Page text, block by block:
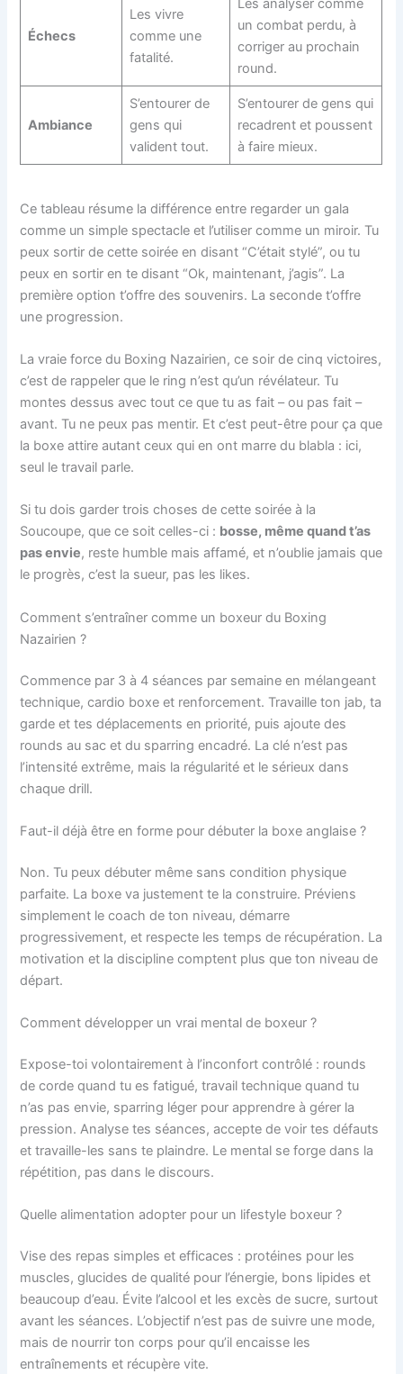
Échecs
Les vivre
comme une
fatalité.
Les analyser comme
un combat perdu, à
corriger au prochain
round.
Ambiance
S’entourer de
gens qui
valident tout.
S’entourer de gens qui
recadrent et poussent
à faire mieux.
Ce tableau résume la différence entre regarder un gala
comme un simple spectacle et l’utiliser comme un miroir. Tu
peux sortir de cette soirée en disant “C’était stylé”, ou tu
peux en sortir en te disant “Ok, maintenant, j’agis”. La
première option t’offre des souvenirs. La seconde t’offre
une progression.
La vraie force du Boxing Nazairien, ce soir de cinq victoires,
c’est de rappeler que le ring n’est qu’un révélateur. Tu
montes dessus avec tout ce que tu as fait – ou pas fait –
avant. Tu ne peux pas mentir. Et c’est peut-être pour ça que
la boxe attire autant ceux qui en ont marre du blabla : ici,
seul le travail parle.
Si tu dois garder trois choses de cette soirée à la
Soucoupe, que ce soit celles-ci : bosse, même quand t’as
pas envie, reste humble mais affamé, et n’oublie jamais que
le progrès, c’est la sueur, pas les likes.
Comment s’entraîner comme un boxeur du Boxing
Nazairien ?
Commence par 3 à 4 séances par semaine en mélangeant
technique, cardio boxe et renforcement. Travaille ton jab, ta
garde et tes déplacements en priorité, puis ajoute des
rounds au sac et du sparring encadré. La clé n’est pas
l’intensité extrême, mais la régularité et le sérieux dans
chaque drill.
Faut-il déjà être en forme pour débuter la boxe anglaise ?
Non. Tu peux débuter même sans condition physique
parfaite. La boxe va justement te la construire. Préviens
simplement le coach de ton niveau, démarre
progressivement, et respecte les temps de récupération. La
motivation et la discipline comptent plus que ton niveau de
départ.
Comment développer un vrai mental de boxeur ?
Expose-toi volontairement à l’inconfort contrôlé : rounds
de corde quand tu es fatigué, travail technique quand tu
n’as pas envie, sparring léger pour apprendre à gérer la
pression. Analyse tes séances, accepte de voir tes défauts
et travaille-les sans te plaindre. Le mental se forge dans la
répétition, pas dans le discours.
Quelle alimentation adopter pour un lifestyle boxeur ?
Vise des repas simples et efficaces : protéines pour les
muscles, glucides de qualité pour l’énergie, bons lipides et
beaucoup d’eau. Évite l’alcool et les excès de sucre, surtout
avant les séances. L’objectif n’est pas de suivre une mode,
mais de nourrir ton corps pour qu’il encaisse les
entraînements et récupère vite.